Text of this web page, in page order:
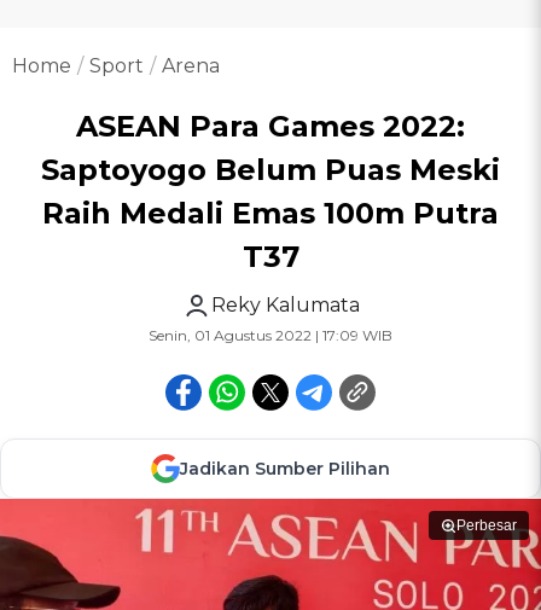
Home Sport Arena
ASEAN Para Games 2022:
Saptoyogo Belum Puas Meski
Raih Medali Emas 100m Putra
T37
Reky Kalumata
Senin, 01 Agustus 2022 | 17:09 WIB
Jadikan Sumber Pilihan
Perbesar